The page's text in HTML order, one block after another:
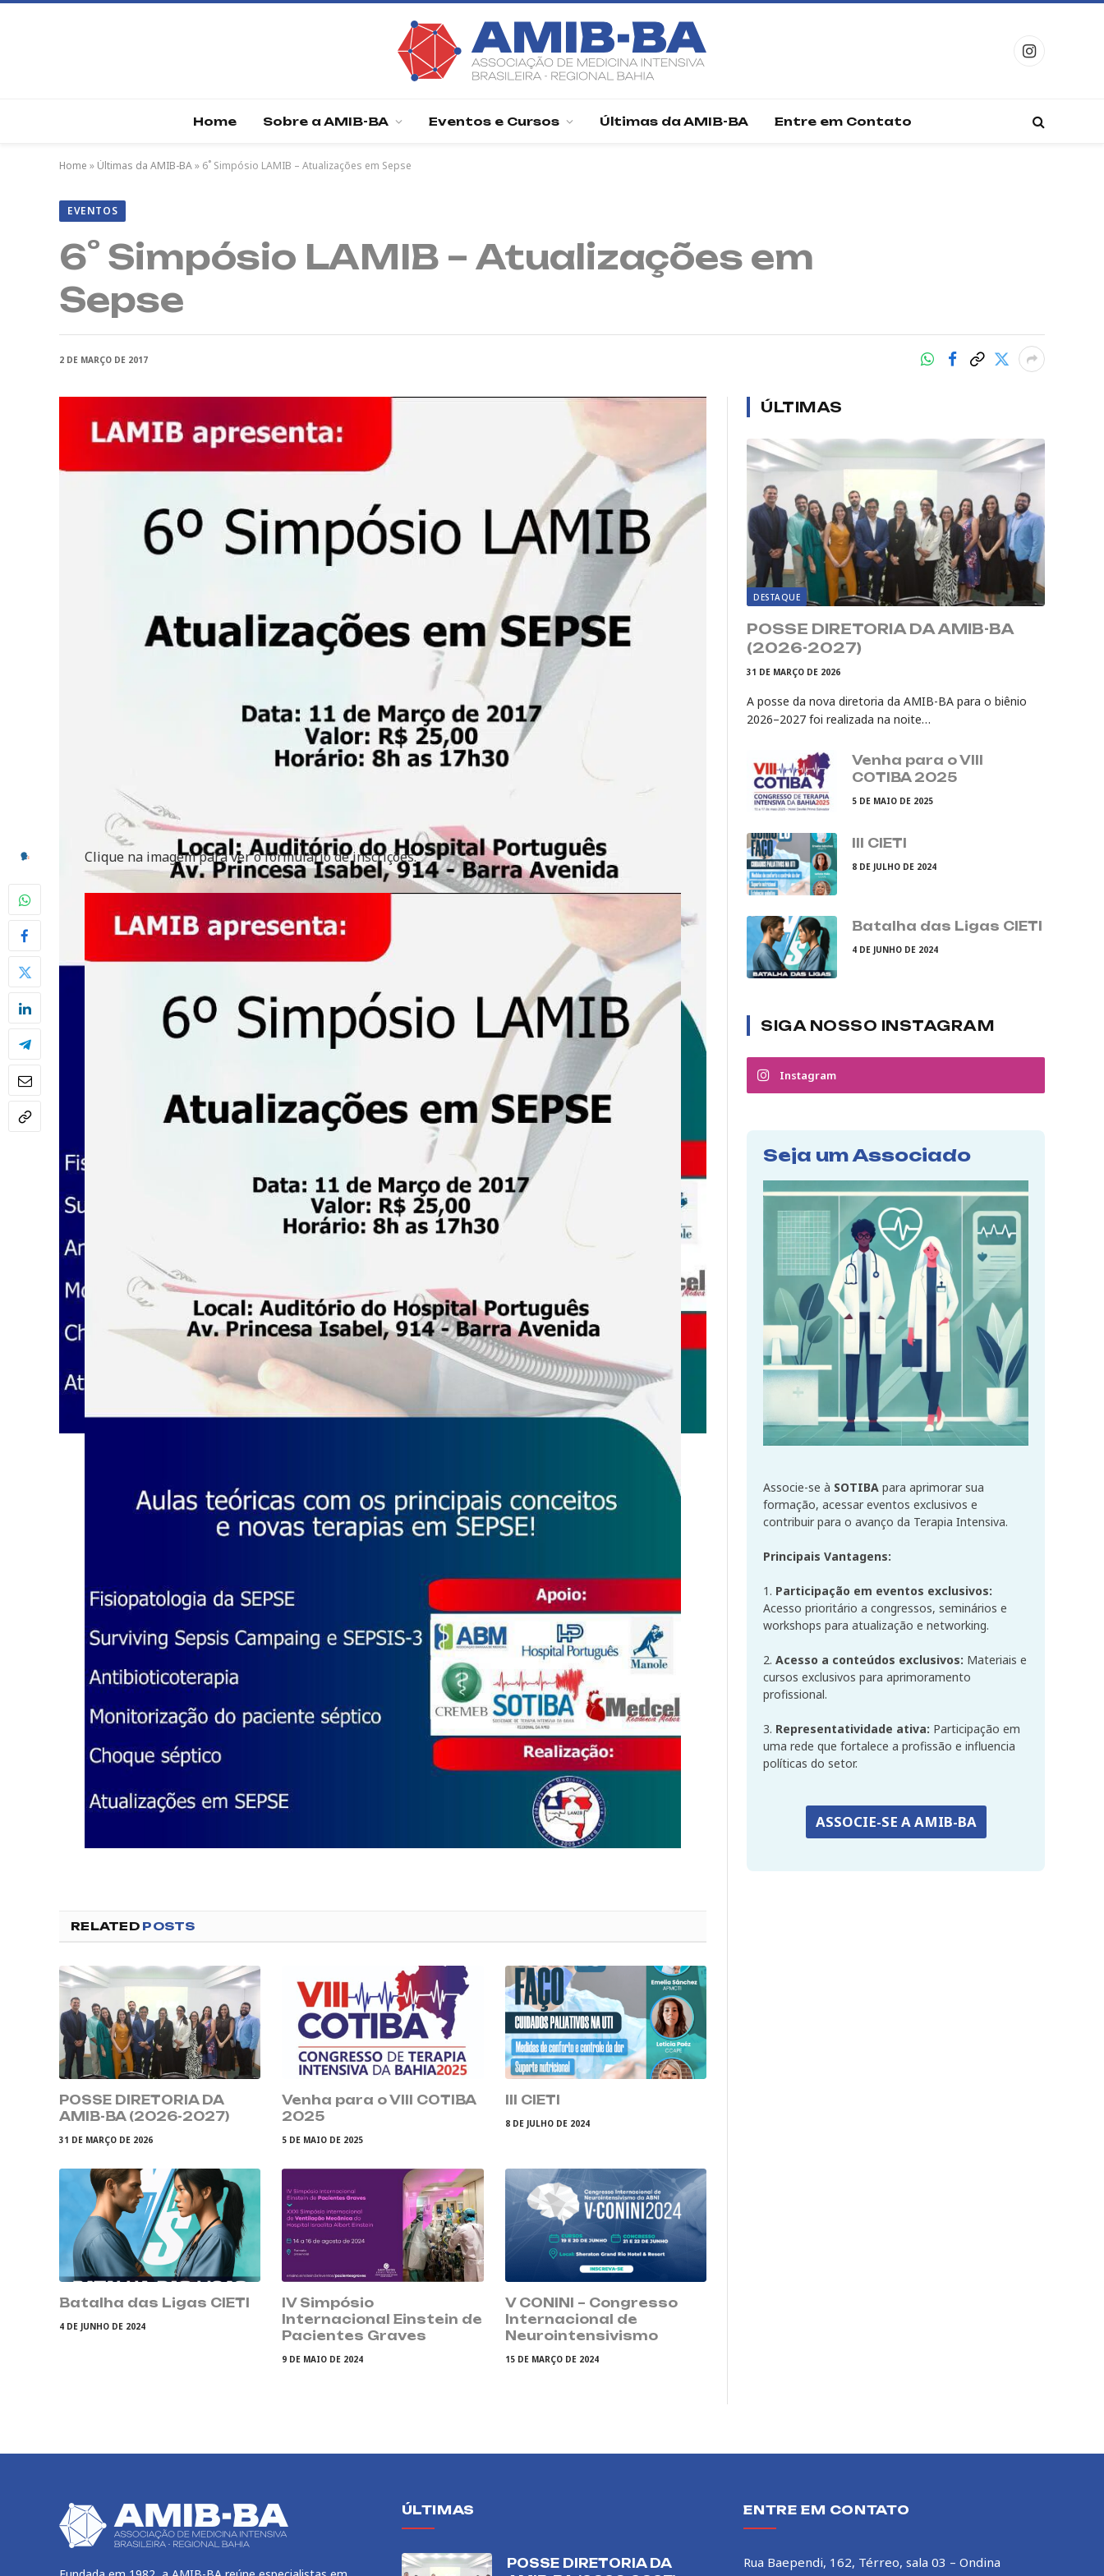
Instagram
Home Sobre a AMIB-BA Eventos e Cursos Últimas da AMIB-BA Entre em Contato
Home » Últimas da AMIB-BA» 6˚ Simpósio LAMIB – Atualizações em Sepse
EVENTOS
6˚ Simpósio LAMIB – Atualizações em
Sepse
2 DE MARÇO DE 2017
Clique na imagem para ver o formulário de inscrições.
RELATED POSTS
POSSE DIRETORIA DA
AMIB-BA (2026-2027)
31 DE MARÇO DE 2026
Venha para o VIII COTIBA
2025
5 DE MAIO DE 2025
III CIETI
8 DE JULHO DE 2024
Batalha das Ligas CIETI
4 DE JUNHO DE 2024
IV Simpósio
Internacional Einstein de
Pacientes Graves
9 DE MAIO DE 2024
V CONINI – Congresso
Internacional de
Neurointensivismo
15 DE MARÇO DE 2024
ÚLTIMAS
DESTAQUE
POSSE DIRETORIA DA AMIB-BA
(2026-2027)
31 DE MARÇO DE 2026
A posse da nova diretoria da AMIB-BA para o biênio
2026–2027 foi realizada na noite…
Venha para o VIII
COTIBA 2025
5 DE MAIO DE 2025
III CIETI
8 DE JULHO DE 2024
Batalha das Ligas CIETI
4 DE JUNHO DE 2024
SIGA NOSSO INSTAGRAM
Instagram
Seja um Associado
Associe-se à SOTIBA para aprimorar sua
formação, acessar eventos exclusivos e
contribuir para o avanço da Terapia Intensiva.
Principais Vantagens:
1. Participação em eventos exclusivos:
Acesso prioritário a congressos, seminários e
workshops para atualização e networking.
2. Acesso a conteúdos exclusivos: Materiais e
cursos exclusivos para aprimoramento
profissional.
3. Representatividade ativa: Participação em
uma rede que fortalece a profissão e influencia
políticas do setor.
ASSOCIE-SE A AMIB-BA
ÚLTIMAS
POSSE DIRETORIA DA
ENTRE EM CONTATO
Rua Baependi, 162, Térreo, sala 03 – Ondina